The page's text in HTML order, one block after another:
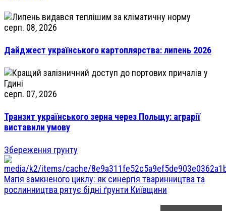
серп. 08, 2026
Дайджест українського картоплярства: липень 2026
серп. 07, 2026
Транзит українського зерна через Польщу: аграрії
виставили умову
Збереження грунту
Магія замкненого циклу: як синергія тваринництва та
рослинництва рятує бідні ґрунти Київщини